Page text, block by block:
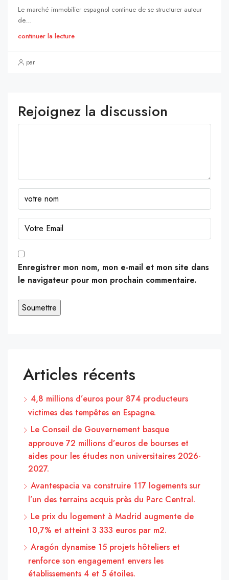
Le marché immobilier espagnol continue de se structurer autour
de...
continuer la lecture
par
Rejoignez la discussion
Enregistrer mon nom, mon e-mail et mon site dans
le navigateur pour mon prochain commentaire.
Articles récents
4,8 millions d’euros pour 874 producteurs
victimes des tempêtes en Espagne.
Le Conseil de Gouvernement basque
approuve 72 millions d’euros de bourses et
aides pour les études non universitaires 2026-
2027.
Avantespacia va construire 117 logements sur
l’un des terrains acquis près du Parc Central.
Le prix du logement à Madrid augmente de
10,7% et atteint 3 333 euros par m2.
Aragón dynamise 15 projets hôteliers et
renforce son engagement envers les
établissements 4 et 5 étoiles.